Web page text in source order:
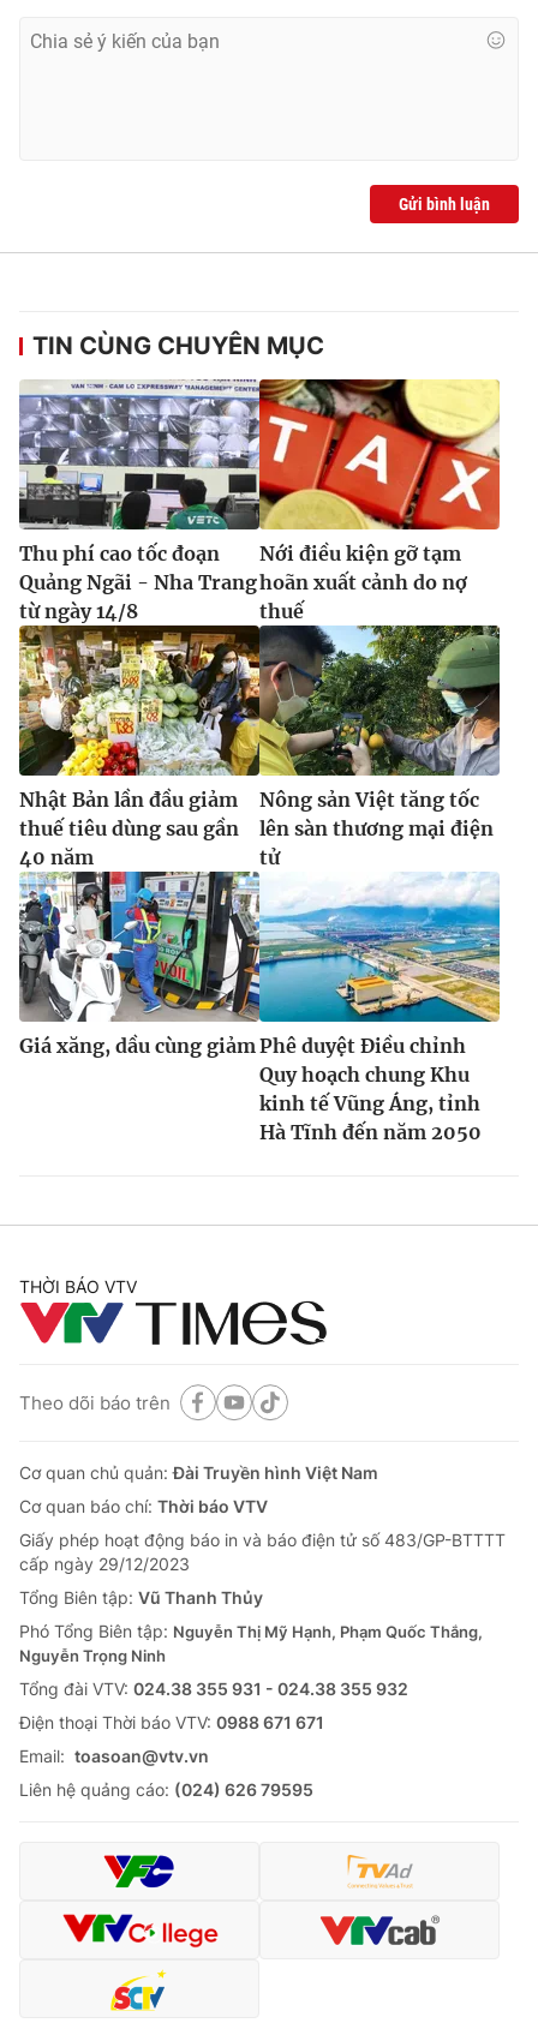
Gửi bình luận
TIN CÙNG CHUYÊN MỤC
Thu phí cao tốc đoạn
Quảng Ngãi - Nha Trang
từ ngày 14/8
Nới điều kiện gỡ tạm
hoãn xuất cảnh do nợ
thuế
Nhật Bản lần đầu giảm
thuế tiêu dùng sau gần
40 năm
Nông sản Việt tăng tốc
lên sàn thương mại điện
tử
Giá xăng, dầu cùng giảmPhê duyệt Điều chỉnh
Quy hoạch chung Khu
kinh tế Vũng Áng, tỉnh
Hà Tĩnh đến năm 2050
THỜI BÁO VTV
Theo dõi báo trên
Cơ quan chủ quản:Đài Truyền hình Việt Nam
Cơ quan báo chí: Thời báo VTV
Giấy phép hoạt động báo in và báo điện tử số 483/GP-BTTTT
cấp ngày 29/12/2023
Tổng Biên tập: Vũ Thanh Thủy
Phó Tổng Biên tập: Nguyễn Thị Mỹ Hạnh, Phạm Quốc Thắng,
Nguyễn Trọng Ninh
Tổng đài VTV: 024.38 355 931 - 024.38 355 932
Ðiện thoại Thời báo VTV: 0988 671 671
Email: toasoan@vtv.vn
Liên hệ quảng cáo: (024) 626 79595